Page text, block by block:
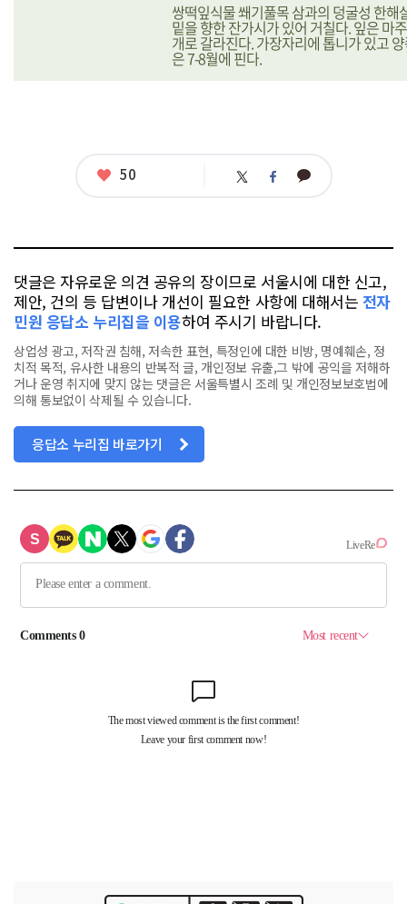
쌍떡잎식물 쐐기풀목 삼과의 덩굴성 한해
밑을 향한 잔가시가 있어 거칠다. 잎은 마
개로 갈라진다. 가장자리에 톱니가 있고
은 7-8월에 핀다.
좋
50 트 페 카
댓글은 자유로운 의견 공유의 장이므로 서울시에 대한 신고,
제안, 건의 등 답변이나 개선이 필요한 사항에 대해서는 전자
민원 응답소 누리집을 이용하여 주시기 바랍니다.
상업성 광고, 저작권 침해, 저속한 표현, 특정인에 대한 비방, 명예훼손, 정
치적 목적, 유사한 내용의 반복적 글, 개인정보 유출,그 밖에 공익을 저해하
거나 운영 취지에 맞지 않는 댓글은 서울특별시 조례 및 개인정보보호법에
의해 통보없이 삭제될 수 있습니다.
응답소 누리집 바로가기